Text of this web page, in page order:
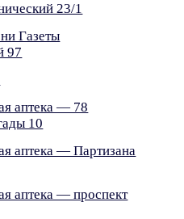
23/1
Газеты
97
аптека — 78
10
аптека — Партизана
аптека — проспект